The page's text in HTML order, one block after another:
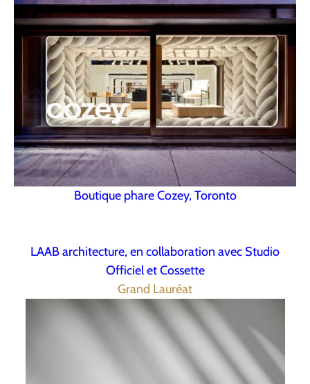
Boutique phare Cozey, Toronto
LAAB architecture, en collaboration avec Studio
Officiel et Cossette
Grand Lauréat